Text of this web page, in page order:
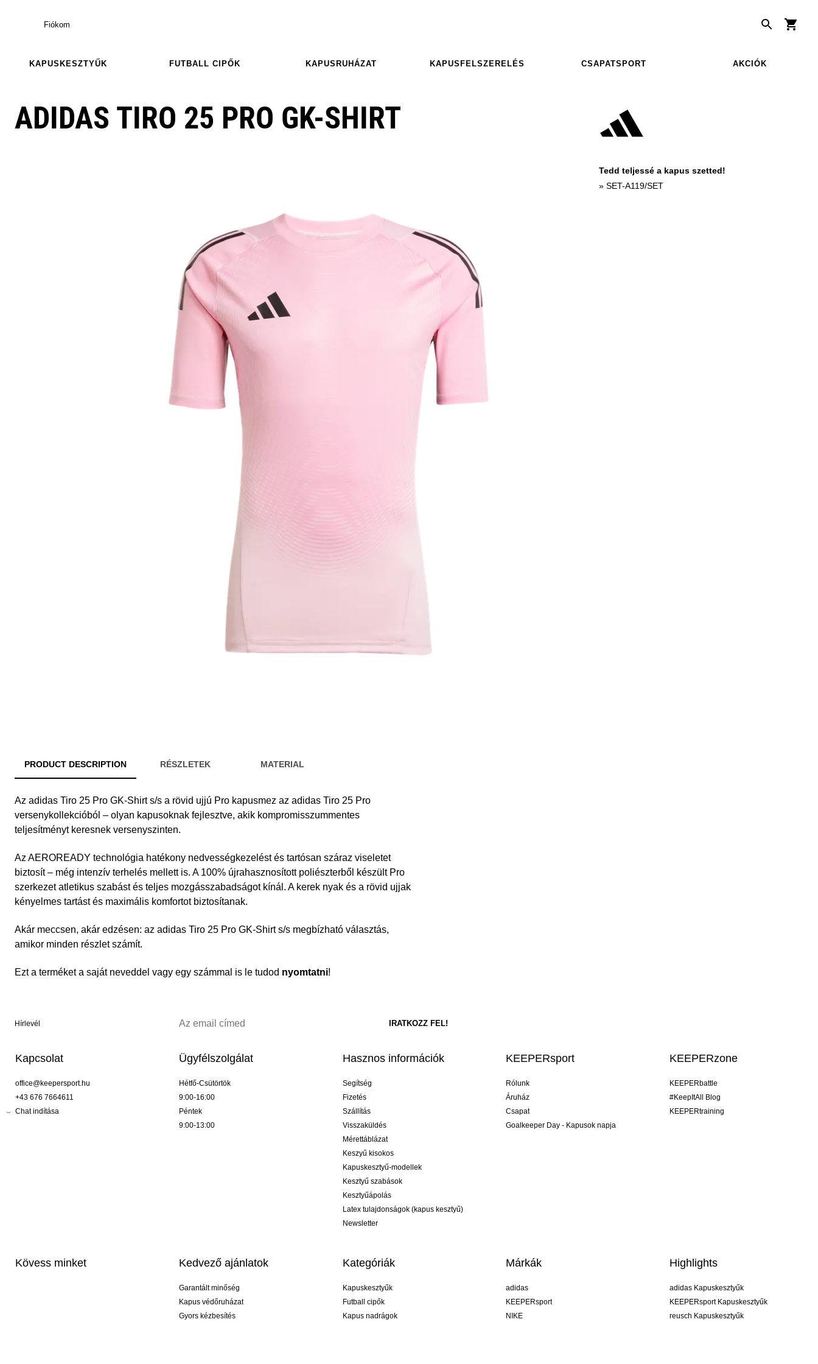
Fiókom
KAPUSKESZTYŰK FUTBALL CIPŐK KAPUSRUHÁZAT KAPUSFELSZERELÉS CSAPATSPORT AKCIÓK
ADIDAS TIRO 25 PRO GK-SHIRT
Tedd teljessé a kapus szetted!
» SET-A119/SET
PRODUCT DESCRIPTION RÉSZLETEK MATERIAL
Az adidas Tiro 25 Pro GK-Shirt s/s a rövid ujjú Pro kapusmez az adidas Tiro 25 Pro
versenykollekcióból – olyan kapusoknak fejlesztve, akik kompromisszummentes
teljesítményt keresnek versenyszinten.
Az AEROREADY technológia hatékony nedvességkezelést és tartósan száraz viseletet
biztosít – még intenzív terhelés mellett is. A 100% újrahasznosított poliészterből készült Pro
szerkezet atletikus szabást és teljes mozgásszabadságot kínál. A kerek nyak és a rövid ujjak
kényelmes tartást és maximális komfortot biztosítanak.
Akár meccsen, akár edzésen: az adidas Tiro 25 Pro GK-Shirt s/s megbízható választás,
amikor minden részlet számít.
Ezt a terméket a saját neveddel vagy egy számmal is le tudod nyomtatni!
Hírlevél
Kapcsolat
office@keepersport.hu
+43 676 7664611
Chat indítása
Ügyfélszolgálat
Hétfő-Csütörtök
9:00-16:00
Péntek
9:00-13:00
Hasznos információk
Segítség
Fizetés
Szállítás
Visszaküldés
Mérettáblázat
Keszyű kisokos
Kapuskesztyű-modellek
Kesztyű szabások
Kesztyűápolás
Latex tulajdonságok (kapus kesztyű)
Newsletter
KEEPERsport
Rólunk
Áruház
Csapat
Goalkeeper Day - Kapusok napja
KEEPERzone
KEEPERbattle
#KeepItAll Blog
KEEPERtraining
Kövess minket Kedvező ajánlatok
Garantált minőség
Kapus védőruházat
Gyors kézbesítés
Kategóriák
Kapuskesztyűk
Futball cipők
Kapus nadrágok
Márkák
adidas
KEEPERsport
NIKE
Highlights
adidas Kapuskesztyűk
KEEPERsport Kapuskesztyűk
reusch Kapuskesztyűk